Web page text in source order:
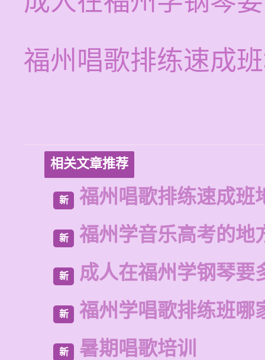
福州唱歌排练速成
相关文章推荐
新 福州唱歌排练速成班
新 福州学音乐高考的地
新 成人在福州学钢琴要
新 福州学唱歌排练班哪
新 暑期唱歌培训